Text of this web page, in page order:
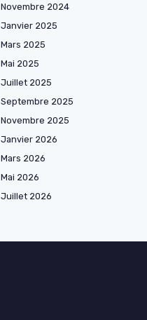
Novembre 2024
Janvier 2025
Mars 2025
Mai 2025
Juillet 2025
Septembre 2025
Novembre 2025
Janvier 2026
Mars 2026
Mai 2026
Juillet 2026